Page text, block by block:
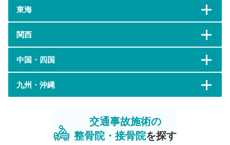
東海
関西
中国・四国
九州・沖縄
交通事故施術の
整骨院・接骨院を探す